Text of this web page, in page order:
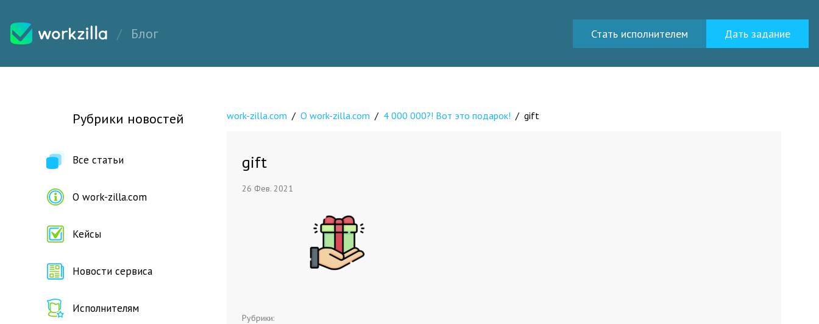
Блог Стать исполнителем Дать задание
Рубрики новостей
Все статьи
О work-zilla.com
Кейсы
Новости сервиса
Исполнителям
work-zilla.com / О work-zilla.com / 4 000 000?! Вот это подарок! / gift
gift
26 Фев. 2021
Рубрики: